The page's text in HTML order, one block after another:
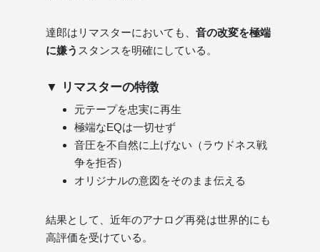
達郎はリマスターにおいても、 音の改変を極端
に嫌う スタンスを明確にしている。
▼ リマスターの特徴
元テープを忠実に再生
極端なEQは一切せず
音圧を不自然に上げない（ラウドネス戦
争を拒否）
オリジナルの意図をそのまま伝える
結果として、近年のアナログ再発は世界的にも
高評価を受けている。